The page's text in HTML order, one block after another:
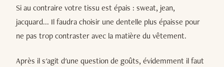
Si au contraire votre tissu est épais : sweat, jean,
jacquard... Il faudra choisir une dentelle plus épaisse pour
ne pas trop contraster avec la matière du vêtement.
Après il s'agit d'une question de goûts, évidemment il faut